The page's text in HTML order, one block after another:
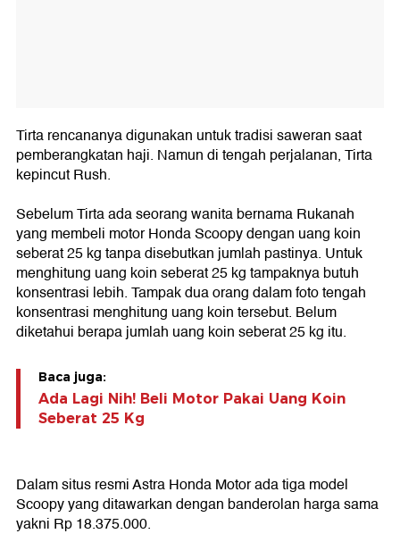
Tirta rencananya digunakan untuk tradisi saweran saat
pemberangkatan haji. Namun di tengah perjalanan, Tirta
kepincut Rush.
Sebelum Tirta ada seorang wanita bernama Rukanah
yang membeli motor Honda Scoopy dengan uang koin
seberat 25 kg tanpa disebutkan jumlah pastinya. Untuk
menghitung uang koin seberat 25 kg tampaknya butuh
konsentrasi lebih. Tampak dua orang dalam foto tengah
konsentrasi menghitung uang koin tersebut. Belum
diketahui berapa jumlah uang koin seberat 25 kg itu.
Baca juga:
Ada Lagi Nih! Beli Motor Pakai Uang Koin
Seberat 25 Kg
Dalam situs resmi Astra Honda Motor ada tiga model
Scoopy yang ditawarkan dengan banderolan harga sama
yakni Rp 18.375.000.